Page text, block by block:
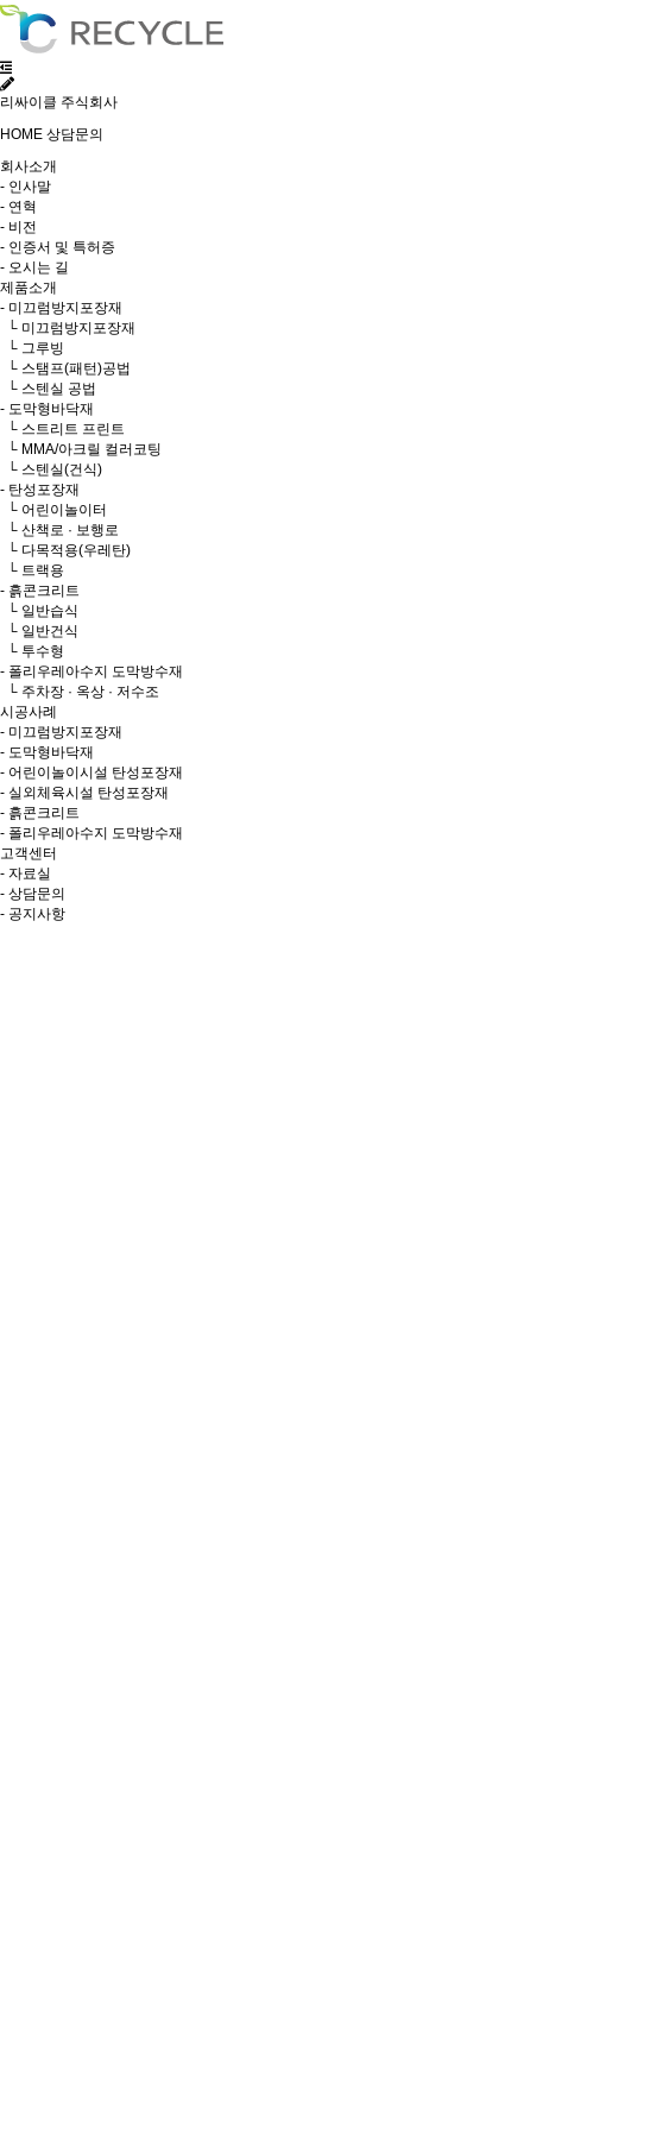
리싸이클 주식회사
HOME 상담문의
회사소개
- 인사말
- 연혁
- 비전
- 인증서 및 특허증
- 오시는 길
제품소개
- 미끄럼방지포장재
└ 미끄럼방지포장재
└ 그루빙
└ 스탬프(패턴)공법
└ 스텐실 공법
- 도막형바닥재
└ 스트리트 프린트
└ MMA/아크릴 컬러코팅
└ 스텐실(건식)
- 탄성포장재
└ 어린이놀이터
└ 산책로 · 보행로
└ 다목적용(우레탄)
└ 트랙용
- 흙콘크리트
└ 일반습식
└ 일반건식
└ 투수형
- 폴리우레아수지 도막방수재
└ 주차장 · 옥상 · 저수조
시공사례
- 미끄럼방지포장재
- 도막형바닥재
- 어린이놀이시설 탄성포장재
- 실외체육시설 탄성포장재
- 흙콘크리트
- 폴리우레아수지 도막방수재
고객센터
- 자료실
- 상담문의
- 공지사항